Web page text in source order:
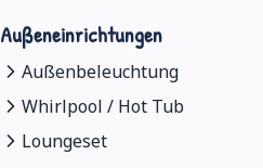
Außeneinrichtungen
Außenbeleuchtung
Whirlpool / Hot Tub
Loungeset